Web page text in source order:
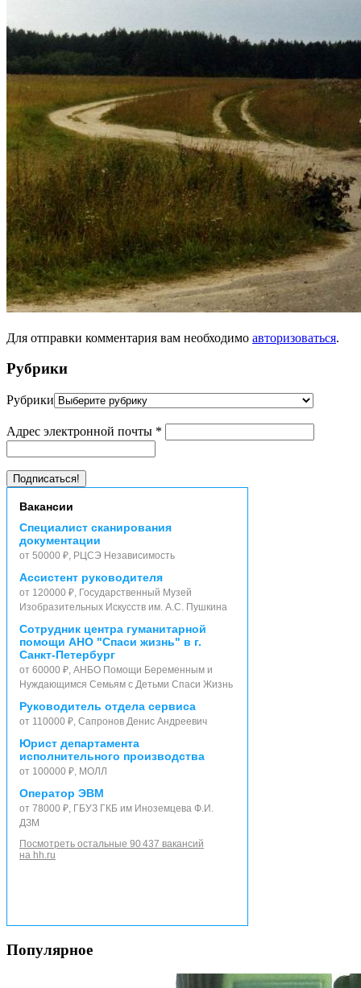
Для отправки комментария вам необходимо авторизоваться.
Рубрики
Рубрики
Адрес электронной почты *
Вакансии
Специалист сканирования
документации
от 50000 ₽, РЦСЭ Независимость
Ассистент руководителя
от 120000 ₽, Государственный Музей
Изобразительных Искусств им. А.С. Пушкина
Сотрудник центра гуманитарной
помощи АНО "Спаси жизнь" в г.
Санкт-Петербург
от 60000 ₽, АНБО Помощи Беременным и
Нуждающимся Семьям с Детьми Спаси Жизнь
Руководитель отдела сервиса
от 110000 ₽, Сапронов Денис Андреевич
Юрист департамента
исполнительного производства
от 100000 ₽, МОЛЛ
Оператор ЭВМ
от 78000 ₽, ГБУЗ ГКБ им Иноземцева Ф.И.
ДЗМ
Посмотреть остальные 90 437 вакансий
на hh.ru
Популярное